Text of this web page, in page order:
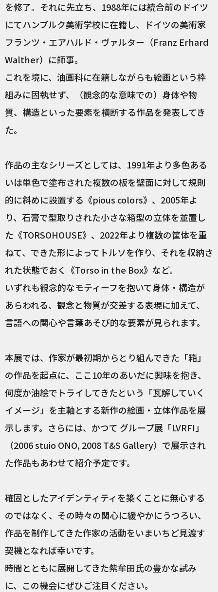
を修了。それに先立ち、1988年には統合前のドイツ
にてハンブルク美術学校に在籍し、ドイツの美術家
フランツ・エアハルド・ヴァルター（Franz Erhard
Walther）に師事。
これを境に、油画科に在籍しながらも絵画という枠
組みに固執せず、（観念的な意味での）身体や物
質、構造といった要素を横断する作品を発表してき
た。
作品の主なシリーズとしては、1991年より多色ある
いは単色で塗布された複数の板を壁面に対して規則
的に斜めに設置する《pious colors》、2005年よ
り、石膏で型取りされた小さな箱型の立体を並置し
た《TORSOHOUSE》、2022年より複数の筐体を重
ねて、できた形によってトルソを作り、それを収納さ
れた状態でおく《Torso in the Box》など。
いずれも観念的なモティーフを抱いて身体・構造が
あらわれる、観念と物質が交差する表現に加えて、
言語への関心や言葉あそび的な要素が見られます。
本展では、作家が最初期からとり組んできた「箱」
の作品を起点に、ここ10年のあいだに興味を抱き、
何度か油絵でトライしてきたという「瓦解していく
イメージ」を主軸とする新作の絵画・立体作品を展
示します。さらには、かつて グループ展「LVRFI」
（2006 stuio ONO, 2008 T&S Gallery）で展示され
た作品もあわせて紹介予定です。
確固としたアイデンティティを築くことに無心する
のではなく、その時々の関心に緩やかにうつろい、
作品を制作してきた作家の活動をいまいちど見渡す
契機となれば幸いです。
時間とともに展開してきた紫牟田氏の豊かな試み
に、この機会にぜひご注目ください。